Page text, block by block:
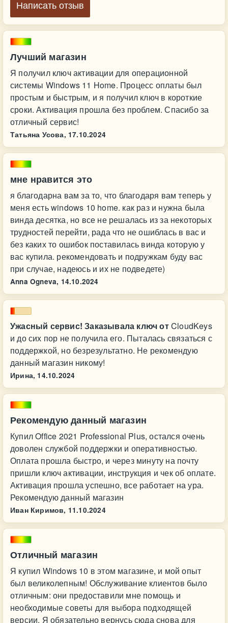
Лучший магазин
Я получил ключ активации для операционной
системы Windows 11 Home. Процесс оплаты был
простым и быстрым, и я получил ключ в короткие
сроки. Активация прошла без проблем. Спасибо за
отличный сервис!
Татьяна Усова, 17.10.2024
мне нравится это
я благодарна вам за то, что благодаря вам теперь у
меня есть windows 10 home. как раз и нужна была
винда десятка, но все не решалась из за некоторых
трудностей перейти, рада что не ошиблась в вас и
без каких то ошибок поставилась винда которую у
вас купила. рекомендовать и подружкам буду вас
при случае, надеюсь и их не подведете)
Anna Ogneva, 14.10.2024
Ужасный сервис! Заказывала ключ отCloudKeys
и до сих пор не получила его. Пыталась связаться с
поддержкой, но безрезультатно. Не рекомендую
данный магазин никому!
Ирина, 14.10.2024
Рекомендую данный магазин
Купил Office 2021 Professional Plus, остался очень
доволен службой поддержки и оперативностью.
Оплата прошла быстро, и через минуту на почту
пришли ключ активации, инструкция и чек об оплате.
Активация прошла успешно, все работает на ура.
Рекомендую данный магазин
Иван Киримов, 11.10.2024
Отличный магазин
Я купил Windows 10 в этом магазине, и мой опыт
был великолепным! Обслуживание клиентов было
отличным: они предоставили мне помощь и
необходимые советы для выбора подходящей
версии. Я обязательно вернусь сюда снова для
Написать отзыв